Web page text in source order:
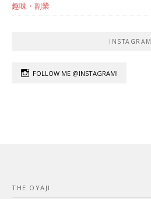
趣味・副業
INSTAGRAM
FOLLOW ME @INSTAGRAM!
THE OYAJI